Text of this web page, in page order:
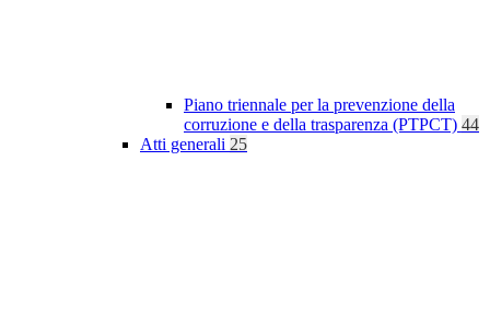
Piano triennale per la prevenzione della
corruzione e della trasparenza (PTPCT) 44
Atti generali 25